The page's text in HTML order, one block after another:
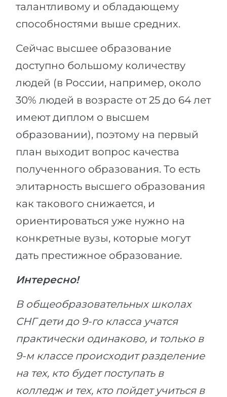
Города
Профессии
Специальности
Примеры вакансий
КАРЬЕРНОЕ ОРИЕНТИРОВАНИЕ
Тест Голланда
100%
Наши студенты успешно поступают
КОНСУЛЬТАЦИЯ!
Магистратуры
ПОСТУПАЕМ НА...
Медицина
Инженерия
Физика
Менеджмент
Другая специальность
ПОСТУПАЕМ ИЗ...
Россия
Украина
Казахстан
ЗАПИСАТЬСЯ НА КОНСУЛЬТАЦИЮ
талантливому и обладающему
способностями выше средних.
Сейчас высшее образование
доступно большому количеству
людей (в России, например, около
30% людей в возрасте от 25 до 64 лет
имеют диплом о высшем
образовании), поэтому на первый
план выходит вопрос качества
полученного образования. То есть
элитарность высшего образования
как такового снижается, и
ориентироваться уже нужно на
конкретные вузы, которые могут
дать престижное образование.
Интересно!
В общеобразовательных школах
СНГ дети до 9-го класса учатся
практически одинаково, и только в
9-м классе происходит разделение
на тех, кто будет поступать в
колледж и тех, кто пойдет учиться в